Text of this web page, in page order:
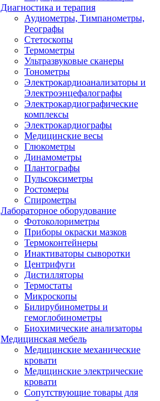
Диагностика и терапия
Аудиометры, Тимпанометры,
Реографы
Стетоскопы
Термометры
Ультразвуковые сканеры
Тонометры
Электрокардиоанализаторы и
Электроэнцефалографы
Электрокардиографические
комплексы
Электрокардиографы
Медицинские весы
Глюкометры
Динамометры
Плантографы
Пульсоксиметры
Ростомеры
Спирометры
Лабораторное оборудование
Фотоколориметры
Приборы окраски мазков
Термоконтейнеры
Инактиваторы сыворотки
Центрифуги
Дистилляторы
Термостаты
Микроскопы
Билирубинометры и
гемоглобинометры
Биохимические анализаторы
Медицинская мебель
Медицинские механические
кровати
Медицинские электрические
кровати
Сопутствующие товары для